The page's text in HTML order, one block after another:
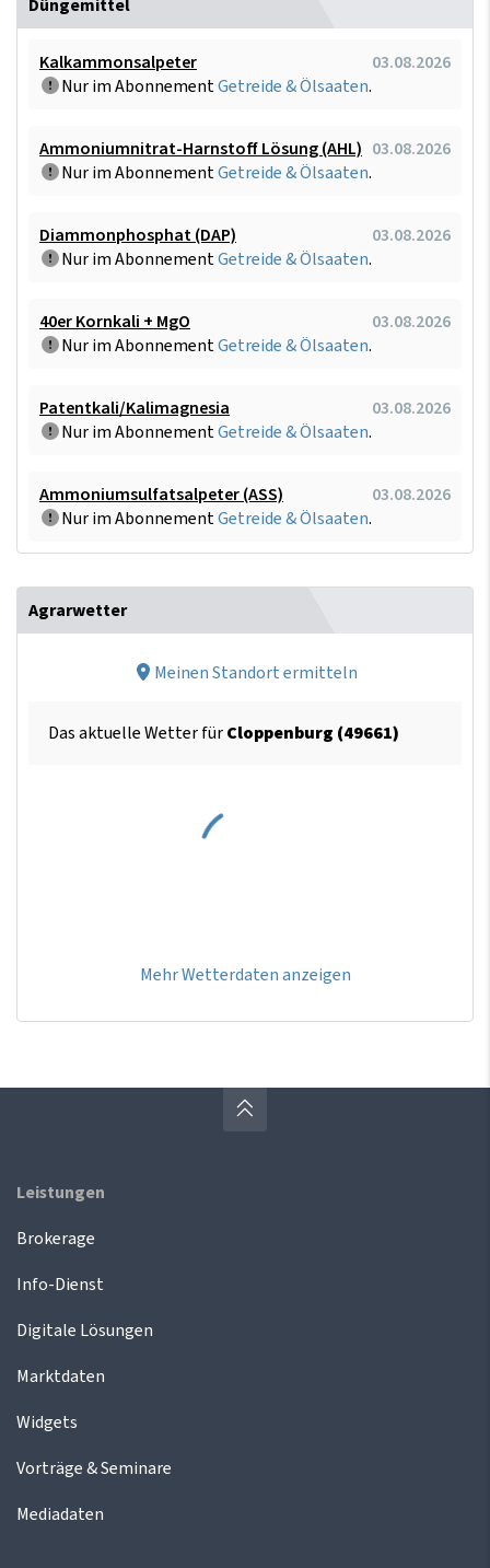
Düngemittel
Kalkammonsalpeter
03.08.2026
Nur im AbonnementGetreide & Ölsaaten.
Ammoniumnitrat-Harnstoff Lösung (AHL) 03.08.2026
Nur im AbonnementGetreide & Ölsaaten.
Diammonphosphat (DAP)
03.08.2026
Nur im AbonnementGetreide & Ölsaaten.
40er Kornkali + MgO
03.08.2026
Nur im AbonnementGetreide & Ölsaaten.
Patentkali/Kalimagnesia
03.08.2026
Nur im AbonnementGetreide & Ölsaaten.
Ammoniumsulfatsalpeter (ASS)
03.08.2026
Nur im AbonnementGetreide & Ölsaaten.
Agrarwetter
Meinen Standort ermitteln
Das aktuelle Wetter fürCloppenburg (49661)
Mehr Wetterdaten anzeigen
Leistungen
Brokerage
Info-Dienst
Digitale Lösungen
Marktdaten
Widgets
Vorträge & Seminare
Mediadaten